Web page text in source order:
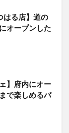
はる店】道の
オープンした
】府内にオー
で楽しめるパ